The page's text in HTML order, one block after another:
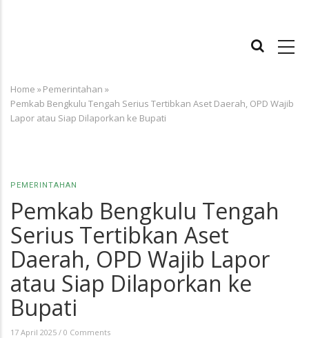
Breadcrumb
Home »Pemerintahan »
Pemkab Bengkulu Tengah Serius Tertibkan Aset Daerah, OPD Wajib
Lapor atau Siap Dilaporkan ke Bupati
PEMERINTAHAN
Pemkab Bengkulu Tengah
Serius Tertibkan Aset
Daerah, OPD Wajib Lapor
atau Siap Dilaporkan ke
Bupati
17 April 2025 / 0 Comments